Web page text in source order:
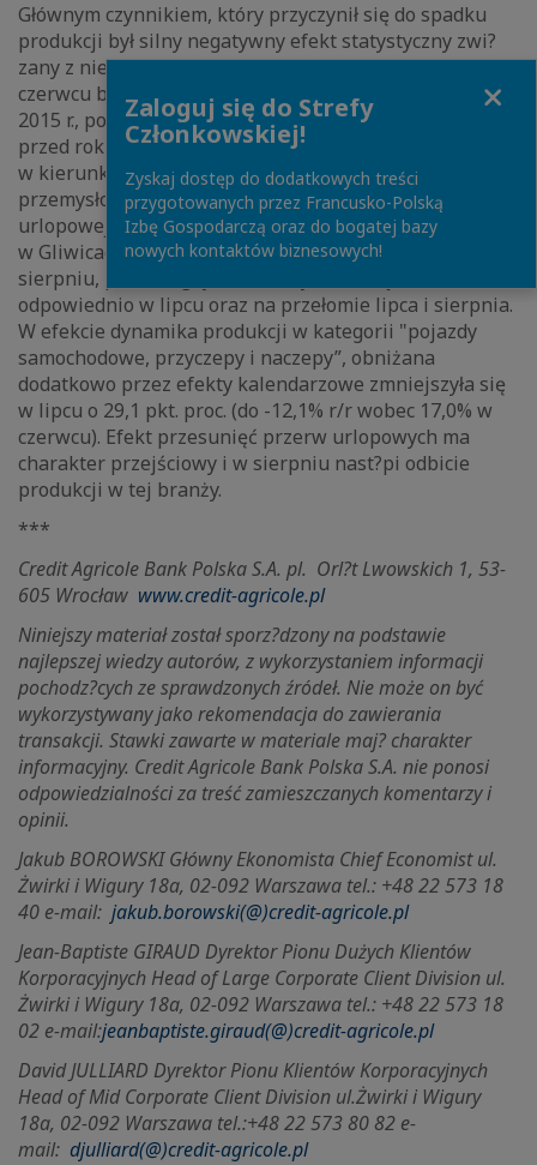
Głównym czynnikiem, który przyczynił się do spadku
produkcji był silny negatywny efekt statystyczny zwi?
zany z niekorzystn? różnic? w liczbie dni roboczych (w
czerwcu br. liczba dni roboczych była o 1 większa niż w
2015 r., podczas gdy w lipcu br. była ona o 2 niższa niż
przed rokiem). Dodatkowym czynnikiem oddziałuj?cym
w kierunku zmniejszenia dynamiki produkcji
przemysłowej w lipcu było przesunięcie przerwy
urlopowej w fabrykach Volkswagena w Poznaniu i Opla
w Gliwicach. W 2015 r. odbyły się one w całości w
sierpniu, podczas gdy w br. miały one miejsce
odpowiednio w lipcu oraz na przełomie lipca i sierpnia.
W efekcie dynamika produkcji w kategorii "pojazdy
samochodowe, przyczepy i naczepy”, obniżana
dodatkowo przez efekty kalendarzowe zmniejszyła się
w lipcu o 29,1 pkt. proc. (do -12,1% r/r wobec 17,0% w
czerwcu). Efekt przesunięć przerw urlopowych ma
charakter przejściowy i w sierpniu nast?pi odbicie
produkcji w tej branży.
***
Credit Agricole Bank Polska S.A. pl. Orl?t Lwowskich 1, 53-
605 Wrocław www.credit-agricole.pl
Niniejszy materiał został sporz?dzony na podstawie
najlepszej wiedzy autorów, z wykorzystaniem informacji
pochodz?cych ze sprawdzonych źródeł. Nie może on być
wykorzystywany jako rekomendacja do zawierania
transakcji. Stawki zawarte w materiale maj? charakter
informacyjny. Credit Agricole Bank Polska S.A. nie ponosi
odpowiedzialności za treść zamieszczanych komentarzy i
opinii.
Jakub BOROWSKI Główny Ekonomista Chief Economist ul.
Żwirki i Wigury 18a, 02-092 Warszawa tel.: +48 22 573 18
40 e-mail: jakub.borowski(@)credit-agricole.pl
Jean-Baptiste GIRAUD Dyrektor Pionu Dużych Klientów
Korporacyjnych Head of Large Corporate Client Division ul.
Żwirki i Wigury 18a, 02-092 Warszawa tel.: +48 22 573 18
02 e-mail:jeanbaptiste.giraud(@)credit-agricole.pl
David JULLIARD Dyrektor Pionu Klientów Korporacyjnych
Head of Mid Corporate Client Division ul.Żwirki i Wigury
18a, 02-092 Warszawa tel.:+48 22 573 80 82 e-
mail: djulliard(@)credit-agricole.pl
Zaloguj się do Strefy
Członkowskiej!
Zyskaj dostęp do dodatkowych treści
przygotowanych przez Francusko-Polską
Izbę Gospodarczą oraz do bogatej bazy
nowych kontaktów biznesowych!